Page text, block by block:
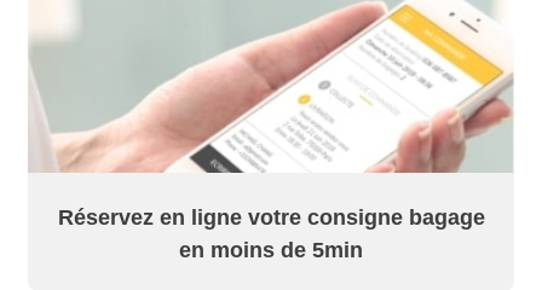
Réservez en ligne votre consigne bagage
en moins de 5min